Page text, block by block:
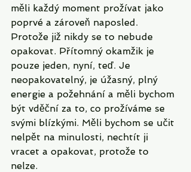
měli každý moment prožívat jako
poprvé a zároveň naposled.
Protože již nikdy se to nebude
opakovat. Přítomný okamžik je
pouze jeden, nyní, teď. Je
neopakovatelný, je úžasný, plný
energie a požehnání a měli bychom
být vděční za to, co prožíváme se
svými blízkými. Měli bychom se učit
nelpět na minulosti, nechtít ji
vracet a opakovat, protože to
nelze.